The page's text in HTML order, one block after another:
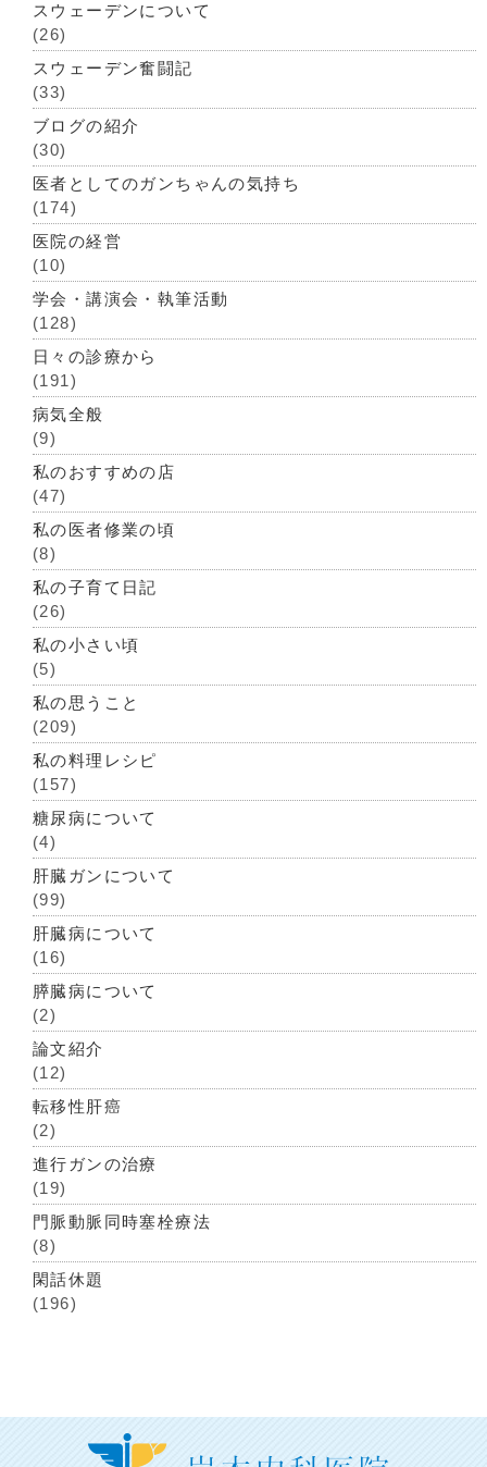
スウェーデンについて
(26)
スウェーデン奮闘記
(33)
ブログの紹介
(30)
医者としてのガンちゃんの気持ち
(174)
医院の経営
(10)
学会・講演会・執筆活動
(128)
日々の診療から
(191)
病気全般
(9)
私のおすすめの店
(47)
私の医者修業の頃
(8)
私の子育て日記
(26)
私の小さい頃
(5)
私の思うこと
(209)
私の料理レシピ
(157)
糖尿病について
(4)
肝臓ガンについて
(99)
肝臓病について
(16)
膵臓病について
(2)
論文紹介
(12)
転移性肝癌
(2)
進行ガンの治療
(19)
門脈動脈同時塞栓療法
(8)
閑話休題
(196)